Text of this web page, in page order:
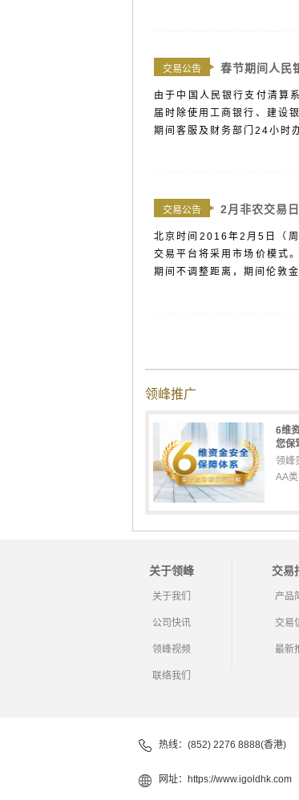
交易公告 春节期间人民
由于中国人民银行支付清算
届时除使用工商银行、建设
期间客服及财务部门24小时
交易公告 2月非农交易
北京时间2016年2月5日（
交易平台将采用市场价模式
期间不调整距离，期间伦敦
领峰推广
6维
您保
领峰
AA
关于领峰
关于我们
公司快讯
领峰视频
联络我们
交易
产品
交易
最新
热线：(852) 2276 8888(香港)
网址： https://www.igoldhk.com